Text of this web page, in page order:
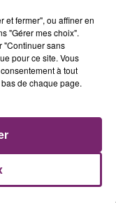
et fermer", ou affiner en
"Gérer mes choix".
"Continuer sans
pour ce site. Vous
à tout
de chaque page.